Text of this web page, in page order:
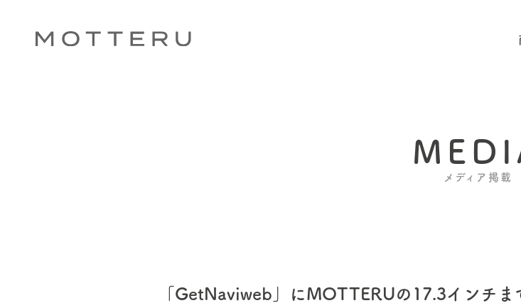
メディア掲載
「GetNaviweb」にMOTTERUの17.3インチ